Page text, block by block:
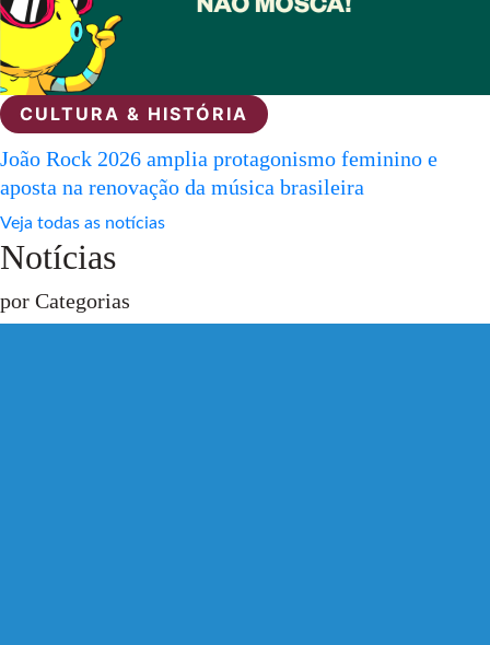
CULTURA & HISTÓRIA
João Rock 2026 amplia protagonismo feminino e
aposta na renovação da música brasileira
Veja todas as notícias
Notícias
por Categorias